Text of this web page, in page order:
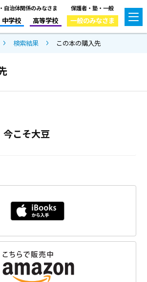
自治体関係のみなさま
中学校 高等学校
保護者・塾・一般
一般のみなさま
検索結果 この本の購入先
こそ大豆